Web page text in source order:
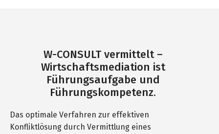
W-CONSULT vermittelt –
Wirtschaftsmediation ist
Führungsaufgabe und
Führungskompetenz.
Das optimale Verfahren zur effektiven
Konfliktlösung durch Vermittlung eines